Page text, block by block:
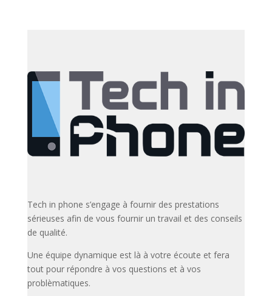
Tech in phone s’engage à fournir des prestations
sérieuses afin de vous fournir un travail et des conseils
de qualité.
Une équipe dynamique est là à votre écoute et fera
tout pour répondre à vos questions et à vos
problèmatiques.